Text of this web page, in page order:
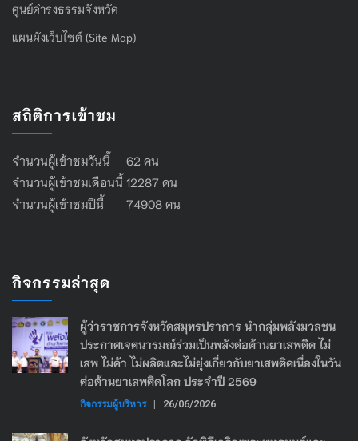
ศูนย์ดำรงธรรมจังหวัด
แผนผังเว็บไซต์ (Site Map)
สถิติการเข้าชม
จำนวนผู้เข้าชมวันนี้ 62 คน
จำนวนผู้เข้าชมเดือนนี้ 12287 คน
จำนวนผู้เข้าชมปีนี้ 74908 คน
กิจกรรมล่าสุด
ผู้ว่าราชการจังหวัดสมุทรปราการ นำกลุ่มพลังมวลชน
ประกาศเจตนารมณ์ร่วมเป็นพลังต่อต้านยาเสพติด ไม่
เสพ ไม่ค้า ไม่ผลิตและไม่ยุ่งเกี่ยวกับยาเสพติดเนื่องในวัน
ต่อต้านยาเสพติดโลก ประจำปี 2569
กิจกรรมผู้บริหาร | 26/06/2026